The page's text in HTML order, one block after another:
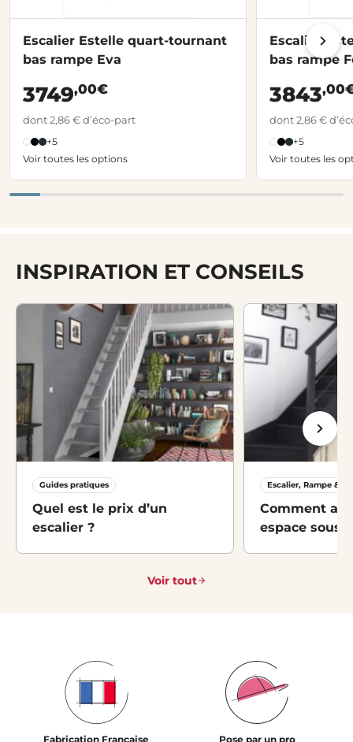
Escalier Estelle quart-tournant
bas rampe Eva
3749,00€
dont 2,86 € d’éco-part
+5
Voir toutes les options
Escalier
bas rampe
3843
dont 2,86 €
+5
Voir toutes les
INSPIRATION ET CONSEILS
Guides pratiques
Quel est le prix d’un
escalier ?
Escalier, Rampe &
Comment
espace sous-
Voir tout
Fabrication Française Pose par un pro